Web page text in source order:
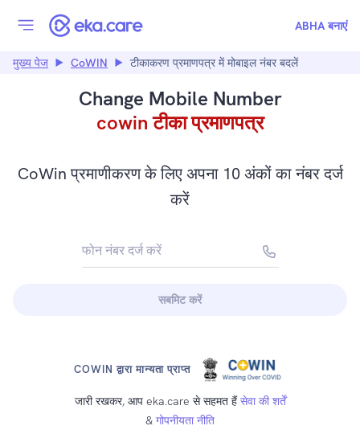
ABHA बनाएं
मुख्य पेज CoWIN टीकाकरण प्रमाणपत्र में मोबाइल नंबर बदलें
Change Mobile Number
cowin टीका प्रमाणपत्र
CoWin प्रमाणीकरण के लिए अपना 10 अंकों का नंबर दर्ज
करें
+91
फोन नंबर दर्ज करें
सबमिट करें
COWIN द्वारा मान्यता प्राप्त
जारी रखकर, आप eka.care से सहमत हैं सेवा की शर्तें
& गोपनीयता नीति